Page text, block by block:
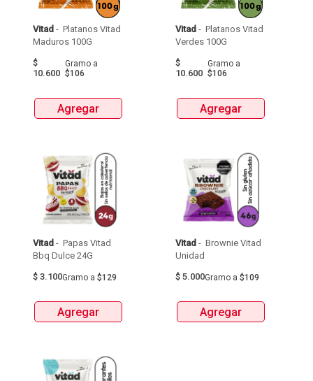
Vitad - Platanos Vitad
$
10.600
Gramo a
$106
Agregar
Vitad - Platanos Vitad
$
10.600
Gramo a
$106
Agregar
Vitad - Papas Vitad
$ 3.100Gramo a $129
Agregar
Vitad - Brownie Vitad
$ 5.000Gramo a $109
Agregar